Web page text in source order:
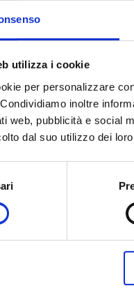
utilizza i cookie
per personalizzare
inoltre
web, pubblicità e social
dal suo utilizzo dei